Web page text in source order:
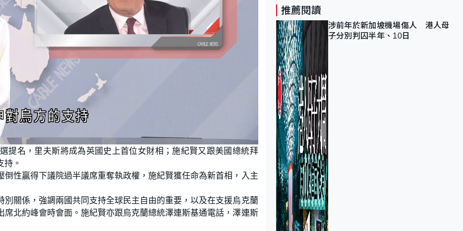
提名，里夫斯將成為英國史上首位女財相；施紀賢又跟美國總統拜
。
性贏得下議院過半議席重奪執政權，施紀賢獲任命為新首相，入主
關係，強調兩國共同支持全球民主自由的重要，以及在支援烏克蘭
北約峰會時會面。施紀賢亦跟烏克蘭總統澤連斯基通電話，澤連斯
推薦閱讀
涉前年於新加坡機場傷人 港人母
子分別判囚半年、10日